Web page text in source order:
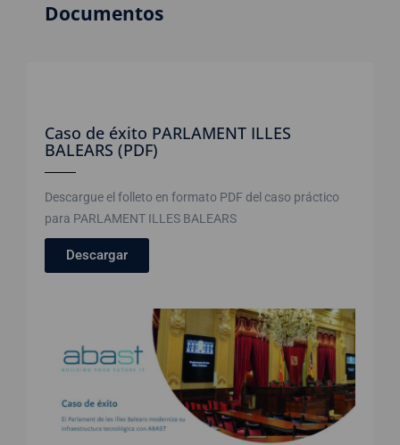
Documentos
Caso de éxito PARLAMENT ILLES
BALEARS (PDF)
Descargue el folleto en formato PDF del caso práctico
para PARLAMENT ILLES BALEARS
Descargar